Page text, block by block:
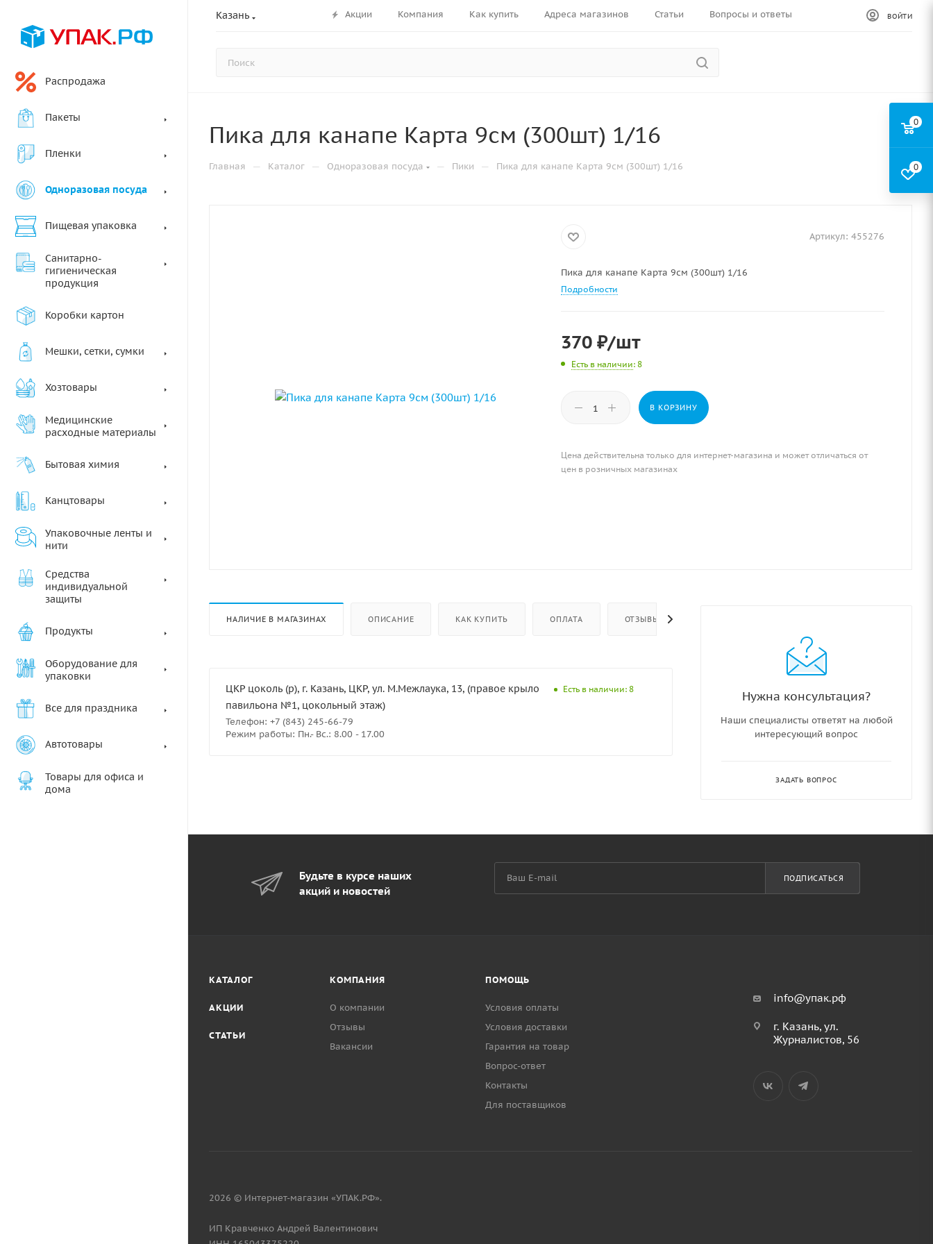
Казань Акции Компания Как купить Адреса магазинов Статьи Вопросы и ответы ВОЙТИ
Распродажа
Пакеты
Пленки
Одноразовая посуда
Пищевая упаковка
Санитарно-
гигиеническая
продукция
Коробки картон
Мешки, сетки, сумки
Хозтовары
Медицинские
расходные материалы
Бытовая химия
Канцтовары
Упаковочные ленты и
нити
Средства
индивидуальной
защиты
Продукты
Оборудование для
упаковки
Все для праздника
Автотовары
Товары для офиса и
дома
Пика для канапе Карта 9см (300шт) 1/16
Главная — Каталог — Одноразовая посуда — Пики — Пика для канапе Карта 9см (300шт) 1/16
Артикул: 455276
Пика для канапе Карта 9см (300шт) 1/16
Подробности
370₽/шт
Есть в наличии: 8
В КОРЗИНУ
Цена действительна только для интернет-магазина и может отличаться от
цен в розничных магазинах
НАЛИЧИЕ В МАГАЗИНАХ ОПИСАНИЕ КАК КУПИТЬ ОПЛАТА ОТЗЫВЫ
ЦКР цоколь (р), г. Казань, ЦКР, ул. М.Межлаука, 13, (правое крыло
павильона №1, цокольный этаж)
Телефон: +7 (843) 245-66-79
Режим работы: Пн.- Вс.: 8.00 - 17.00
Есть в наличии: 8 Нужна консультация?
Наши специалисты ответят на любой
интересующий вопрос
ЗАДАТЬ ВОПРОС
Будьте в курсе наших
акций и новостей
ПОДПИСАТЬСЯ
КАТАЛОГ
АКЦИИ
СТАТЬИ
КОМПАНИЯ
О компании
Отзывы
Вакансии
ПОМОЩЬ
Условия оплаты
Условия доставки
Гарантия на товар
Вопрос-ответ
Контакты
Для поставщиков
info@упак.рф
г. Казань, ул.
Журналистов, 56
2026 © Интернет-магазин «УПАК.РФ».
ИП Кравченко Андрей Валентинович
0
0